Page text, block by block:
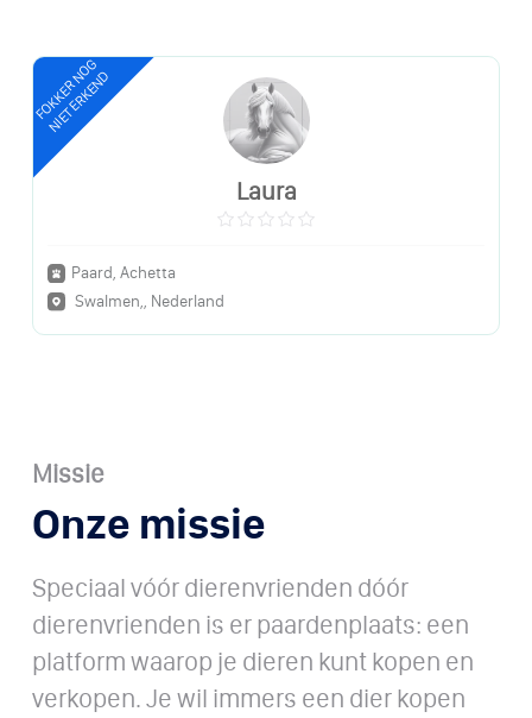
FOKKER NOG
NIET ERKEND
Laura
Paard, Achetta
Swalmen,, Nederland
Missie
Onze missie
Speciaal vóór dierenvrienden dóór
dierenvrienden is er paardenplaats: een
platform waarop je dieren kunt kopen en
verkopen. Je wil immers een dier kopen